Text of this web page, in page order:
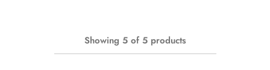
Showing 5 of 5 products